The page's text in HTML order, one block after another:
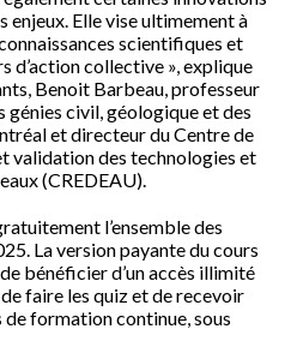
enjeux. Elle vise ultimement à
scientifiques et
d’action collective », explique
Benoit Barbeau, professeur
civil, géologique et des
et directeur du Centre de
validation des technologies et
(CREDEAU).
l’ensemble des
La version payante du cours
bénéficier d’un accès illimité
faire les quiz et de recevoir
formation continue, sous